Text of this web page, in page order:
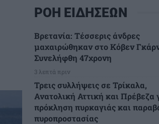
ΡΟΗ ΕΙΔΗΣΕΩΝ
Βρετανία: Τέσσερις άνδρες
μαχαιρώθηκαν στο Κόβεν
Συνελήφθη 47χρονη
3 λεπτά πριν
Τρεις συλλήψεις σε Τρίκαλα,
Ανατολική Αττική και Πρέβεζα
πρόκληση πυρκαγιάς και
πυροπροστασίας